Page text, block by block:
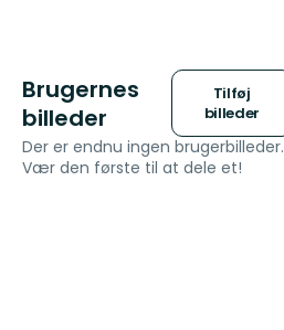
Brugernes
billeder
Tilføj
billeder
Der er endnu ingen brugerbilleder.
Vær den første til at dele et!